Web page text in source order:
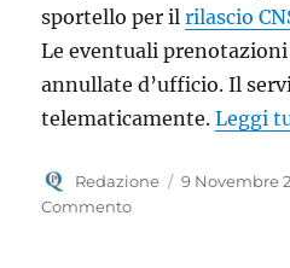
sportello per ilrilascio
Le eventuali
annullate d’ufficio. Il
telematicamente.Leggi
Autore
Redazione
Pubblicato
9 Novembre
Commento